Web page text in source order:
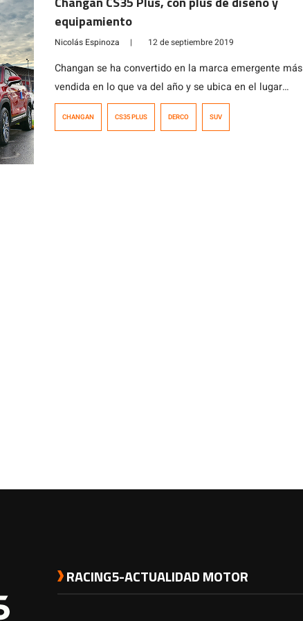
equipamiento
Nicolás Espinoza | 12 de septiembre 2019
Changan se ha convertido en la marca emergente más
vendida en lo que va del año y se ubica en el lugar
número 13 de las más comercializadas del sector
CHANGAN CS35 PLUS DERCO SUV
RACING5-ACTUALIDAD MOTOR